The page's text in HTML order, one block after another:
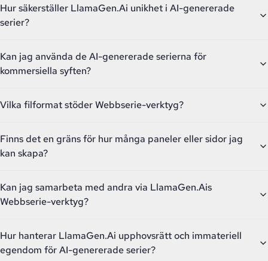
Hur säkerställer LlamaGen.Ai unikhet i AI-genererade
serier?
Kan jag använda de AI-genererade serierna för
kommersiella syften?
Vilka filformat stöder Webbserie-verktyg?
Finns det en gräns för hur många paneler eller sidor jag
kan skapa?
Kan jag samarbeta med andra via LlamaGen.Ais
Webbserie-verktyg?
Hur hanterar LlamaGen.Ai upphovsrätt och immateriell
egendom för AI-genererade serier?